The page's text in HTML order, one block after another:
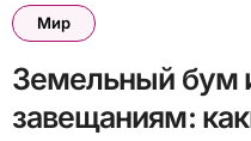
Мир
Земельный бум
завещаниям: